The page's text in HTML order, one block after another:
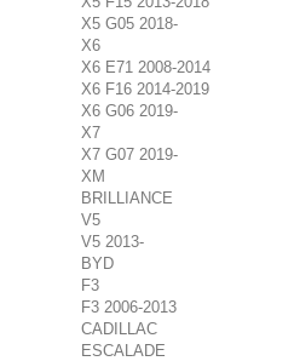
X5 G05 2018-
X6
X6 E71 2008-2014
X6 F16 2014-2019
X6 G06 2019-
X7
X7 G07 2019-
XM
BRILLIANCE
V5
V5 2013-
BYD
F3
F3 2006-2013
CADILLAC
ESCALADE